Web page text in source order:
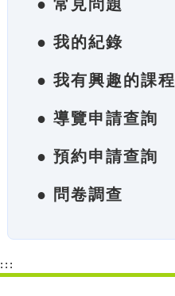
● 常見問題
● 我的紀錄
● 我有興趣的課程
● 導覽申請查詢
● 預約申請查詢
● 問卷調查
:::